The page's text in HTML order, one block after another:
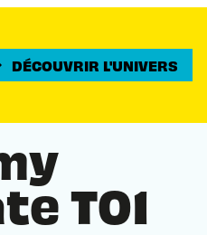
DÉCOUVRIR L'UNIVERS
T01